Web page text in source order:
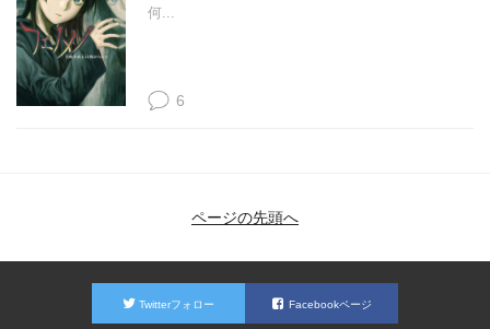
何...
6
ページの先頭へ
Twitterフォロー Facebookページ